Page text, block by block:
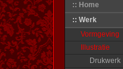
:: Home
:: Werk
Vormgeving
Illustratie
Drukwerk